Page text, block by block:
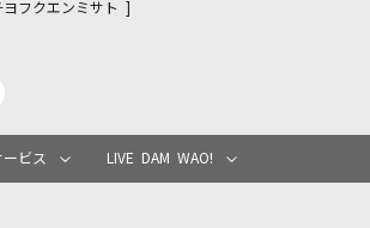
カラオケリクエスト
ヨフクエンミサト ]
ービス LIVE DAM WAO!